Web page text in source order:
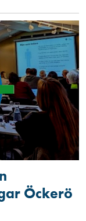
Öckerö